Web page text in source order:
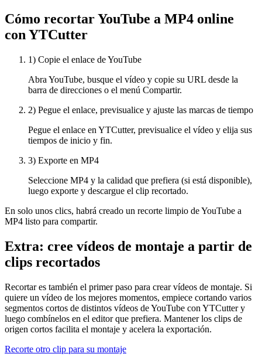
Cómo recortar YouTube a MP4 online
con YTCutter
1) Copie el enlace de YouTube
Abra YouTube, busque el vídeo y copie su URL desde la
barra de direcciones o el menú Compartir.
2) Pegue el enlace, previsualice y ajuste las marcas de tiempo
Pegue el enlace en YTCutter, previsualice el vídeo y elija sus
tiempos de inicio y fin.
3) Exporte en MP4
Seleccione MP4 y la calidad que prefiera (si está disponible),
luego exporte y descargue el clip recortado.
En solo unos clics, habrá creado un recorte limpio de YouTube a
MP4 listo para compartir.
Extra: cree vídeos de montaje a partir de
clips recortados
Recortar es también el primer paso para crear vídeos de montaje. Si
quiere un vídeo de los mejores momentos, empiece cortando varios
segmentos cortos de distintos vídeos de YouTube con YTCutter y
luego combínelos en el editor que prefiera. Mantener los clips de
origen cortos facilita el montaje y acelera la exportación.
Recorte otro clip para su montaje